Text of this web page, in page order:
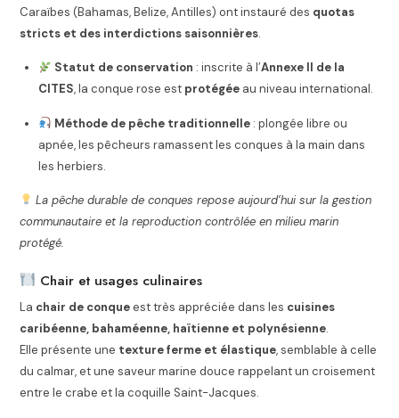
Caraïbes (Bahamas, Belize, Antilles) ont instauré des quotas
stricts et des interdictions saisonnières.
Statut de conservation : inscrite à l’Annexe II de la
CITES, la conque rose est protégée au niveau international.
Méthode de pêche traditionnelle : plongée libre ou
apnée, les pêcheurs ramassent les conques à la main dans
les herbiers.
La pêche durable de conques repose aujourd’hui sur la gestion
communautaire et la reproduction contrôlée en milieu marin
protégé.
Chair et usages culinaires
La chair de conqueest très appréciée dans les cuisines
caribéenne, bahaméenne, haïtienne et polynésienne.
Elle présente une texture ferme et élastique, semblable à celle
du calmar, et une saveur marine douce rappelant un croisement
entre le crabe et la coquille Saint-Jacques.